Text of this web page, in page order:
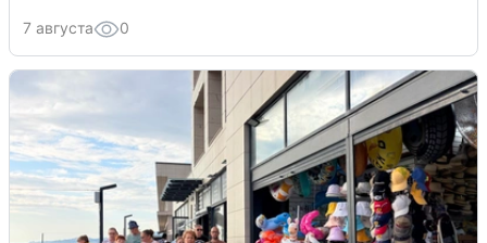
7 августа 0